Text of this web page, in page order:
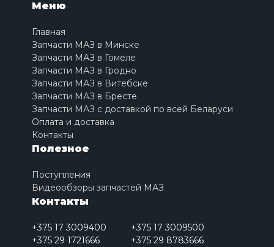
Меню
Главная
Запчасти МАЗ в Минске
Запчасти МАЗ в Гомеле
Запчасти МАЗ в Гродно
Запчасти МАЗ в Витебске
Запчасти МАЗ в Бресте
Запчасти МАЗ с доставкой по всей Беларуси
Оплата и доставка
Контакты
Полезное
Поступления
Видеообзоры запчастей МАЗ
Контакты
+375 17 3009400
+375 17 3009500
+375 29 1721666
+375 29 8783666